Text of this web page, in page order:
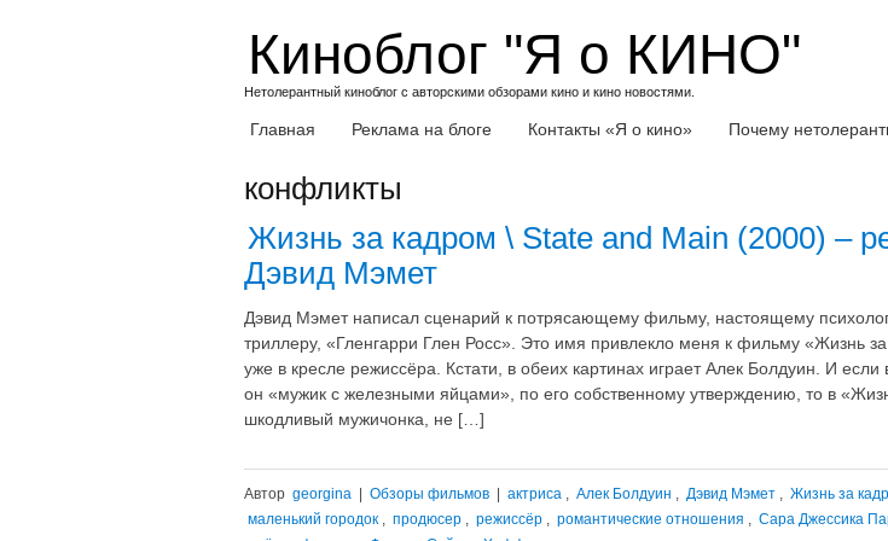
Киноблог "Я о КИНО"
Нетолерантный киноблог с авторскими обзорами кино и кино новостями.
Главная Реклама на блоге Контакты «Я о кино» Почему
конфликты
Жизнь за кадром \ State and Main (2000) –
Дэвид Мэмет
Дэвид Мэмет написал сценарий к потрясающему фильму, настоящему
триллеру, «Гленгарри Глен Росс». Это имя привлекло меня к фильму «Жизнь
уже в кресле режиссёра. Кстати, в обеих картинах играет Алек Болдуин. И если
он «мужик с железными яйцами», по его собственному утверждению, то в
шкодливый мужичонка, не […]
Автор georgina Обзоры фильмов актриса , Алек Болдуин , Дэвид Мэмет , Жизнь за
маленький городок , продюсер , режиссёр , романтические отношения , Сара Джессика